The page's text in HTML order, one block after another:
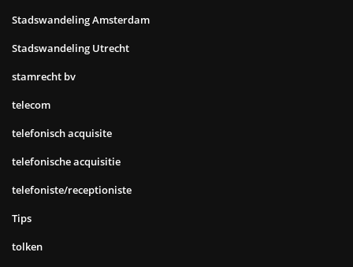
Stadswandeling Amsterdam
Stadswandeling Utrecht
stamrecht bv
telecom
telefonisch acquisite
telefonische acquisitie
telefoniste/receptioniste
Tips
tolken